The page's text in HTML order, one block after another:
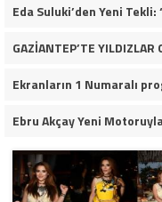
Eda Suluki’den Yeni Tekli:
Ekranların 1 Numaralı
Ebru Akçay Yeni